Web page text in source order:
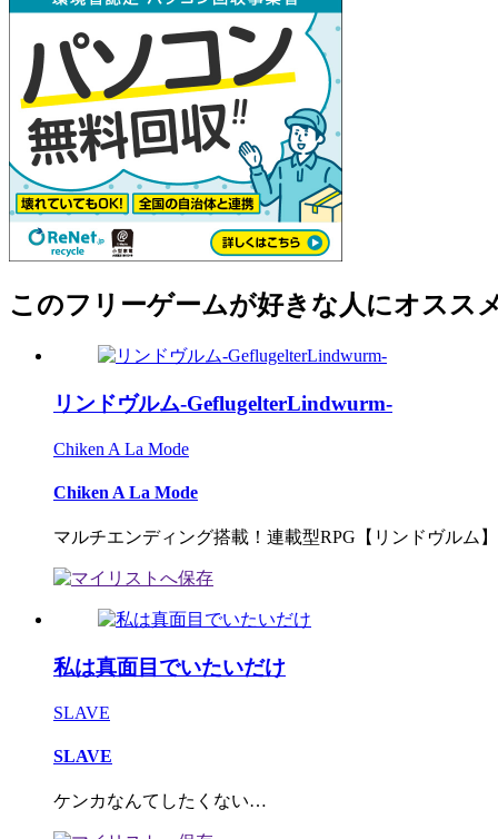
このフリーゲームが好きな人にオスス
リンドヴルム-GeflugelterLindwurm-
Chiken A La Mode
Chiken A La Mode
マルチエンディング搭載！連載型RPG【リンドヴルム
私は真面目でいたいだけ
SLAVE
SLAVE
ケンカなんてしたくない…